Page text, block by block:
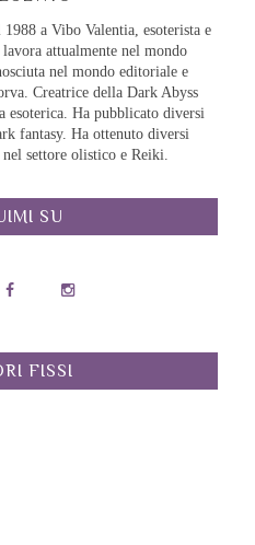
a Vibo Valentia, esoterista e
attualmente nel mondo
nel mondo editoriale e
Creatrice della Dark Abyss
esoterica. Ha pubblicato diversi
fantasy. Ha ottenuto diversi
settore olistico e Reiki.
SU
FISSI